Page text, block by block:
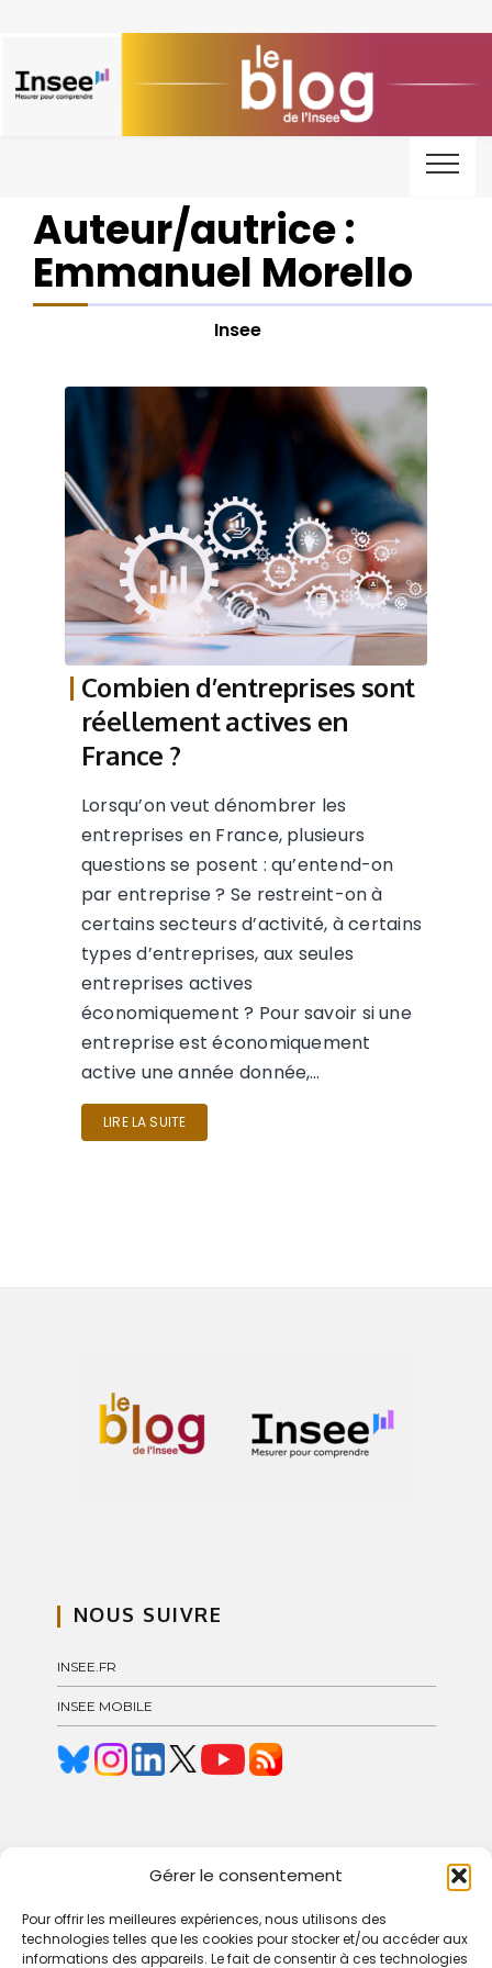
Gérer le consentement
Pour offrir les meilleures expériences, nous utilisons des
technologies telles que les cookies pour stocker et/ou accéder aux
informations des appareils. Le fait de consentir à ces technologies
Auteur/autrice :
Emmanuel Morello
Insee
Combien d’entreprises sont
réellement actives en
France ?
Lorsqu’on veut dénombrer les
entreprises en France, plusieurs
questions se posent : qu’entend-on
par entreprise ? Se restreint-on à
certains secteurs d’activité, à certains
types d’entreprises, aux seules
entreprises actives
économiquement ? Pour savoir si une
entreprise est économiquement
active une année donnée,…
LIRE LA SUITE
NOUS SUIVRE
INSEE.FR
INSEE MOBILE